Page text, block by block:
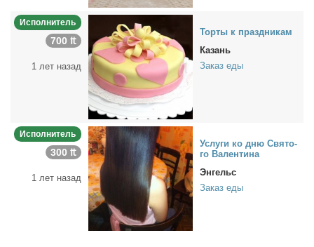
Исполнитель
700 ₶
1 лет назад
Тор­ты к празд­ни­кам
Казань
Заказ еды
Исполнитель
300 ₶
1 лет назад
Услу­ги ко дню Свя­то­
го Ва­лен­ти­на
Энгельс
Заказ еды